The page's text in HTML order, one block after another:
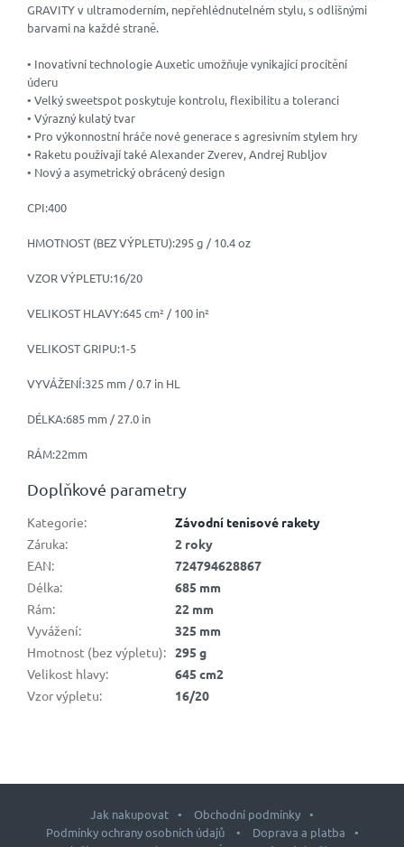
GRAVITY v ultramoderním, nepřehlédnutelném stylu, s odlišnými
barvami na každé straně.
• Inovativní technologie Auxetic umožňuje vynikající procítění
úderu
• Velký sweetspot poskytuje kontrolu, flexibilitu a toleranci
• Výrazný kulatý tvar
• Pro výkonnostní hráče nové generace s agresivním stylem hry
• Raketu používají také Alexander Zverev, Andrej Rubljov
• Nový a asymetrický obrácený design
CPI:400
HMOTNOST (BEZ VÝPLETU):295 g / 10.4 oz
VZOR VÝPLETU:16/20
VELIKOST HLAVY:645 cm² / 100 in²
VELIKOST GRIPU:1-5
VYVÁŽENÍ:325 mm / 0.7 in HL
DÉLKA:685 mm / 27.0 in
RÁM:22mm
Doplňkové parametry
Kategorie:
Závodní tenisové rakety
Záruka:
2 roky
EAN:
724794628867
Délka:
685 mm
Rám:
22 mm
Vyvážení:
325 mm
Hmotnost (bez výpletu): 295 g
Velikost hlavy:
645 cm2
Vzor výpletu: 16/20
Jak nakupovat
Obchodní podmínky
Podmínky ochrany osobních údajů
Doprava a platba